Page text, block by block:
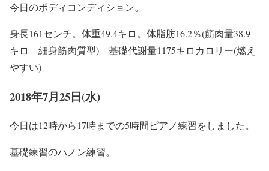
今日のボディコンディション。
身長161センチ。体重49.4キロ。体脂肪16.2％(筋肉量38.9
キロ 細身筋肉質型) 基礎代謝量1175キロカロリー(燃え
やすい)
2018年7月25日(水)
今日は12時から17時までの5時間ピアノ練習をしました。
基礎練習のハノン練習。